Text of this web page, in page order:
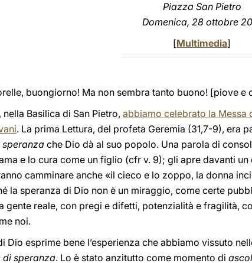
Piazza San Pietro
Domenica, 28 ottobre
[Multimedia]
buongiorno! Ma non sembra tanto buono! [piove e
nella Basilica di San Pietro, abbiamo celebrato la Messa
. La prima Lettura, del profeta Geremia (31,7-9), era
che Dio dà al suo popolo. Una parola di
e lo cura come un figlio (cfr v. 9); gli apre davanti
camminare anche «il cieco e lo zoppo, la donna
la speranza di Dio non è un miraggio, come certe
gente reale, con pregi e difetti, potenzialità e fragilità,
noi.
Dio esprime bene l’esperienza che abbiamo vissuto
di speranza. Lo è stato anzitutto come momento di